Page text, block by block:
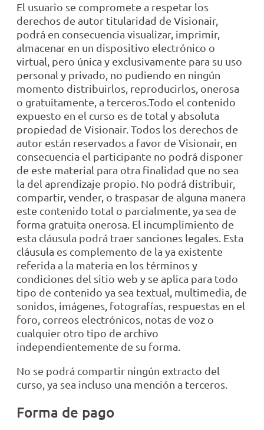
El usuario se compromete a respetar los
derechos de autor titularidad de Visionair,
podrá en consecuencia visualizar, imprimir,
almacenar en un dispositivo electrónico o
virtual, pero única y exclusivamente para su uso
personal y privado, no pudiendo en ningún
momento distribuirlos, reproducirlos, onerosa
o gratuitamente, a terceros.Todo el contenido
expuesto en el curso es de total y absoluta
propiedad de Visionair. Todos los derechos de
autor están reservados a favor de Visionair, en
consecuencia el participante no podrá disponer
de este material para otra finalidad que no sea
la del aprendizaje propio. No podrá distribuir,
compartir, vender, o traspasar de alguna manera
este contenido total o parcialmente, ya sea de
forma gratuita onerosa. El incumplimiento de
esta cláusula podrá traer sanciones legales. Esta
cláusula es complemento de la ya existente
referida a la materia en los términos y
condiciones del sitio web y se aplica para todo
tipo de contenido ya sea textual, multimedia, de
sonidos, imágenes, fotografías, respuestas en el
foro, correos electrónicos, notas de voz o
cualquier otro tipo de archivo
independientemente de su forma.
No se podrá compartir ningún extracto del
curso, ya sea incluso una mención a terceros.
Forma de pago